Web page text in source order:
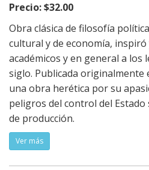
Precio: $32.00
Obra clásica de filosofía
cultural y de economía,
académicos y en general a los
siglo. Publicada originalmente
una obra herética por su
peligros del control del
de producción.
Ver más